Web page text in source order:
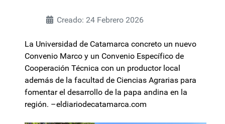
Creado: 24 Febrero 2026
La Universidad de Catamarca concreto un nuevo
Convenio Marco y un Convenio Específico de
Cooperación Técnica con un productor local
además de la facultad de Ciencias Agrarias para
fomentar el desarrollo de la papa andina en la
región. –eldiariodecatamarca.com